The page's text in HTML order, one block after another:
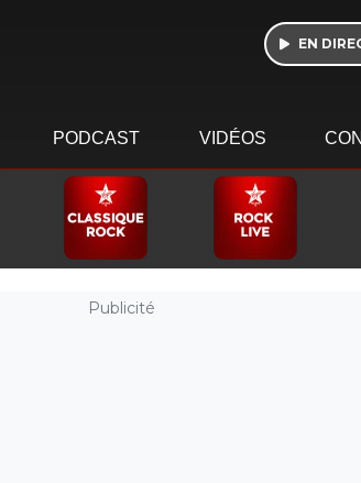
EN
PODCAST VIDÉOS
Publicité